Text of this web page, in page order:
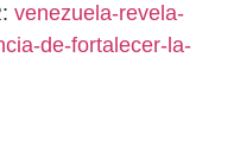
venezuela-revela-
de-fortalecer-la-